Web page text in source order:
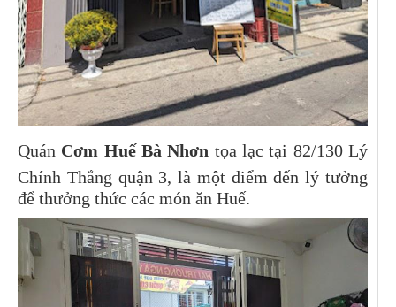
Quán Cơm Huế Bà Nhơn tọa lạc tại 82/130 Lý
Chính Thắng quận 3, là một điểm đến lý tưởng
để thưởng thức các món ăn Huế.